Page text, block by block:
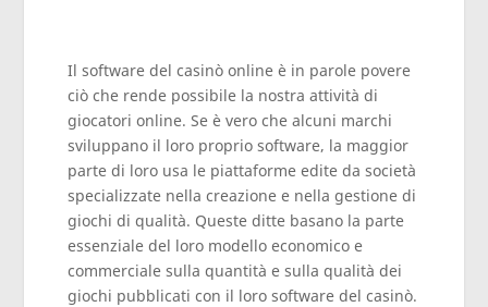
Il software del casinò online è in parole povere
ciò che rende possibile la nostra attività di
giocatori online. Se è vero che alcuni marchi
sviluppano il loro proprio software, la maggior
parte di loro usa le piattaforme edite da società
specializzate nella creazione e nella gestione di
giochi di qualità. Queste ditte basano la parte
essenziale del loro modello economico e
commerciale sulla quantità e sulla qualità dei
giochi pubblicati con il loro software del casinò.